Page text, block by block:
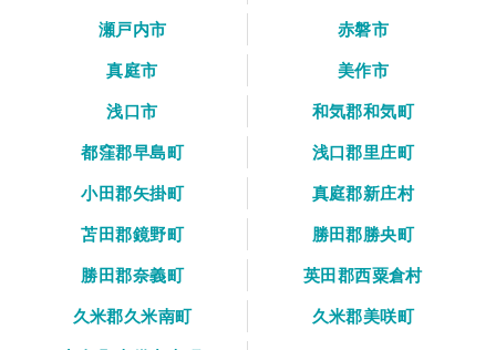
瀬戸内市
赤磐市
真庭市
美作市
浅口市
和気郡和気町
都窪郡早島町
浅口郡里庄町
小田郡矢掛町
真庭郡新庄村
苫田郡鏡野町
勝田郡勝央町
勝田郡奈義町
英田郡西粟倉村
久米郡久米南町
久米郡美咲町